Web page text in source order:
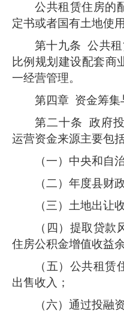
公共租赁住房的
定书或者国有土地使
第十九条 公共
比例规划建设配套商
一经营管理。
第四章 资金筹集
第二十条 政府
运营资金来源主要包括
（一）中央和自
（二）年度县财
（三）土地出让
（四）提取贷
住房公积金增值收益
（五）公共租赁
出售收入；
（六）通过投融